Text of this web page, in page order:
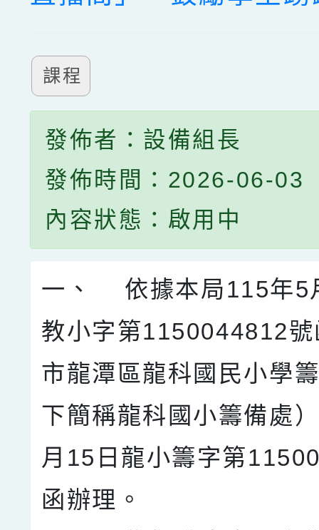
課程
發佈者：設備組長
發佈時間：2026-06-03
內容狀態：啟用中
一、 依據本局115年5
教小字第1150044812
市龍潭區龍科國民小學
下簡稱龍科國小籌備處
月15日龍小籌字第
函辦理。